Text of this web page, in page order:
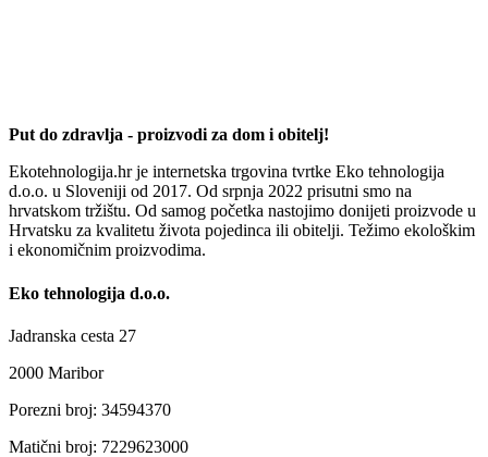
Put do zdravlja - proizvodi za dom i obitelj!
Ekotehnologija.hr je internetska trgovina tvrtke Eko tehnologija
d.o.o. u Sloveniji od 2017. Od srpnja 2022 prisutni smo na
hrvatskom tržištu. Od samog početka nastojimo donijeti proizvode u
Hrvatsku za kvalitetu života pojedinca ili obitelji. Težimo ekološkim
i ekonomičnim proizvodima.
Eko tehnologija d.o.o.
Jadranska cesta 27
2000 Maribor
Porezni broj: 34594370
Matični broj: 7229623000